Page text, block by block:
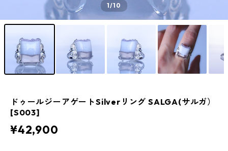
1/10
ドゥールジーアゲートSilverリング SALGA(サルガ）
[S003]
¥42,900